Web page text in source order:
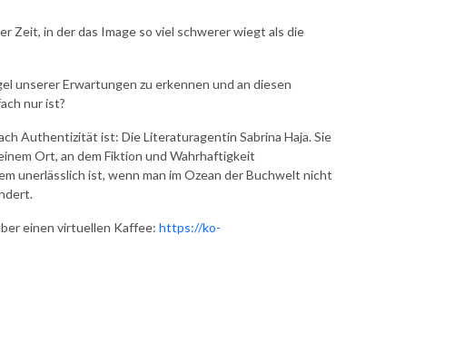
in der das Image so viel schwerer wiegt als die
unserer Erwartungen zu erkennen und an diesen
nur ist?
Authentizität ist: Die Literaturagentin Sabrina Haja. Sie
Ort, an dem Fiktion und Wahrhaftigkeit
unerlässlich ist, wenn man im Ozean der Buchwelt nicht
einen virtuellen Kaffee: https://ko-